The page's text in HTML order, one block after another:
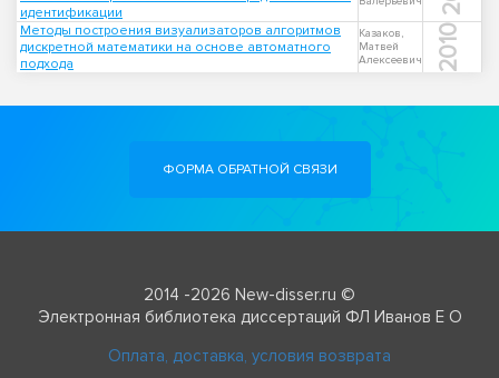
идентификации
Методы построения визуализаторов алгоритмов
дискретной математики на основе автоматного
подхода
Казаков,
Матвей
Алексеевич
2010
ФОРМА ОБРАТНОЙ СВЯЗИ
2014 -2026 New-disser.ru ©
Электронная библиотека диссертаций ФЛ Иванов Е О
Оплата, доставка, условия возврата